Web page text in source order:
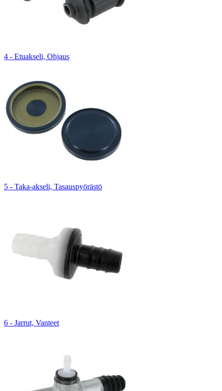
4 - Etuakseli, Ohjaus
5 - Taka-akseli, Tasauspyörästö
6 - Jarrut, Vanteet